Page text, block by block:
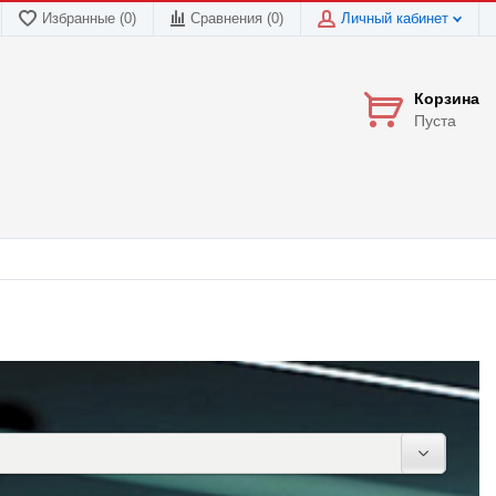
Избранные (0) Сравнения (0) Личный кабинет
Корзина
Пуста